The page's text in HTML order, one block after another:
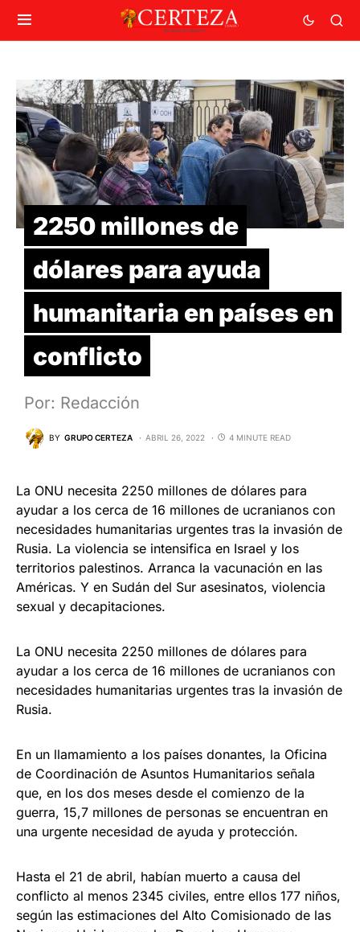
2250 millones de
dólares para ayuda
humanitaria en países en
conflicto
Por: Redacción
BY GRUPO CERTEZA ABRIL 26, 2022 4 MINUTE READ
La ONU necesita 2250 millones de dólares para
ayudar a los cerca de 16 millones de ucranianos con
necesidades humanitarias urgentes tras la invasión de
Rusia. La violencia se intensifica en Israel y los
territorios palestinos. Arranca la vacunación en las
Américas. Y en Sudán del Sur asesinatos, violencia
sexual y decapitaciones.
La ONU necesita 2250 millones de dólares para
ayudar a los cerca de 16 millones de ucranianos con
necesidades humanitarias urgentes tras la invasión de
Rusia.
En un llamamiento a los países donantes, la Oficina
de Coordinación de Asuntos Humanitarios señala
que, en los dos meses desde el comienzo de la
guerra, 15,7 millones de personas se encuentran en
una urgente necesidad de ayuda y protección.
Hasta el 21 de abril, habían muerto a causa del
conflicto al menos 2345 civiles, entre ellos 177 niños,
según las estimaciones del Alto Comisionado de las